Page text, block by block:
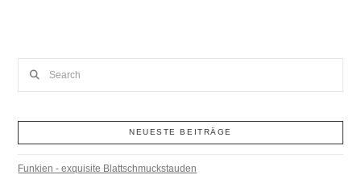
NEUESTE BEITRÄGE
Funkien - exquisite Blattschmuckstauden